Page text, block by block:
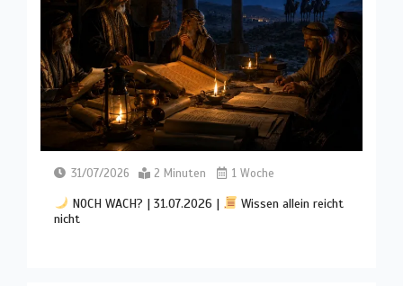
31/07/2026 2 Minuten 1 Woche
NOCH WACH? | 31.07.2026 |
Wissen allein reicht
nicht